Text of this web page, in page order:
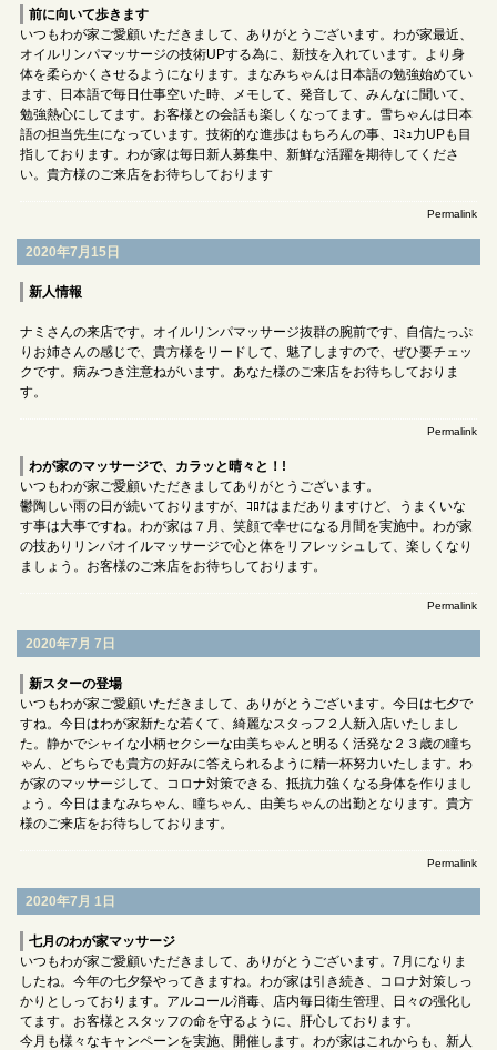
前に向いて歩きます
いつもわが家ご愛顧いただきまして、ありがとうございます。わが家最近、
オイルリンパマッサージの技術UPする為に、新技を入れています。より身
体を柔らかくさせるようになります。まなみちゃんは日本語の勉強始めてい
ます、日本語で毎日仕事空いた時、メモして、発音して、みんなに聞いて、
勉強熱心にしてます。お客様との会話も楽しくなってます。雪ちゃんは日本
語の担当先生になっています。技術的な進歩はもちろんの事、ｺﾐｭ力UPも目
指しております。わが家は毎日新人募集中、新鮮な活躍を期待してくださ
い。貴方様のご来店をお待ちしております
Permalink
2020年7月15日
新人情報
ナミさんの来店です。オイルリンパマッサージ抜群の腕前です、自信たっぷ
りお姉さんの感じで、貴方様をリードして、魅了しますので、ぜひ要チェッ
クです。病みつき注意ねがいます。あなた様のご来店をお待ちしておりま
す。
Permalink
わが家のマッサージで、カラッと晴々と！!
いつもわが家ご愛顧いただきましてありがとうございます。
鬱陶しい雨の日が続いておりますが、ｺﾛﾅはまだありますけど、うまくいな
す事は大事ですね。わが家は７月、笑顔で幸せになる月間を実施中。わが家
の技ありリンパオイルマッサージで心と体をリフレッシュして、楽しくなり
ましょう。お客様のご来店をお待ちしております。
Permalink
2020年7月 7日
新スターの登場
いつもわが家ご愛顧いただきまして、ありがとうございます。今日は七夕で
すね。今日はわが家新たな若くて、綺麗なスタっフ２人新入店いたしまし
た。静かでシャイな小柄セクシーな由美ちゃんと明るく活発な２３歳の瞳ち
ゃん、どちらでも貴方の好みに答えられるように精一杯努力いたします。わ
が家のマッサージして、コロナ対策できる、抵抗力強くなる身体を作りまし
ょう。今日はまなみちゃん、瞳ちゃん、由美ちゃんの出勤となります。貴方
様のご来店をお待ちしております。
Permalink
2020年7月 1日
七月のわが家マッサージ
いつもわが家ご愛顧いただきまして、ありがとうございます。7月になりま
したね。今年の七夕祭やってきますね。わが家は引き続き、コロナ対策しっ
かりとしっております。アルコール消毒、店内毎日衛生管理、日々の强化し
てます。お客様とスタッフの命を守るように、肝心しております。
今月も様々なキャンペーンを実施、開催します。わが家はこれからも、新人